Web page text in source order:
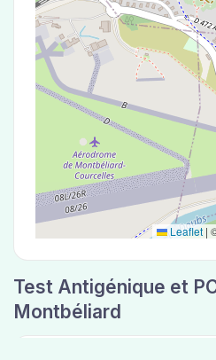
Leaflet |
Test Antigénique et
Montbéliard